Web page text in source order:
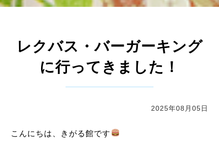
レクバス・バーガーキング
に行ってきました！
2025年08月05日
こんにちは、きがる館です